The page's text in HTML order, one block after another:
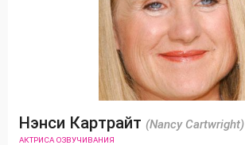
Нэнси Картрайт (Nancy Cartwright)
АКТРИСА ОЗВУЧИВАНИЯ